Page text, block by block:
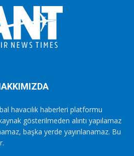
havacılık haberleri platformu
gösterilmeden alıntı yapılamaz
başka yerde yayınlanamaz. Bu